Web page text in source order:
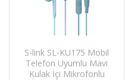
S-link SL-KU175 Mobil
Telefon Uyumlu Mavi
Kulak İçi Mikrofonlu